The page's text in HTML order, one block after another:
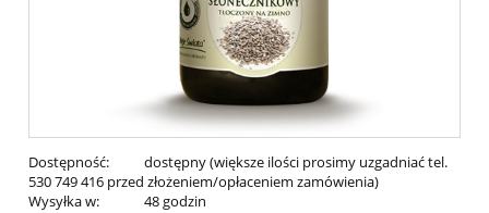
Dostępność:
dostępny (większe ilości prosimy uzgadniać tel.
530 749 416 przed złożeniem/opłaceniem zamówienia)
Wysyłka w:
48 godzin